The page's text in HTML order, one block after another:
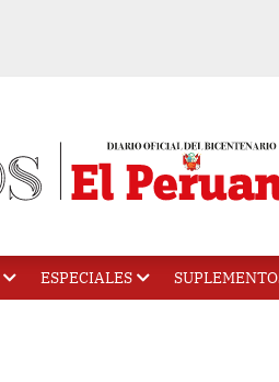
ESPECIALES